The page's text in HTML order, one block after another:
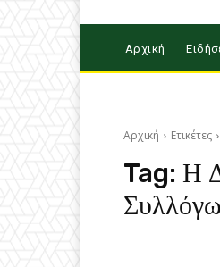
Αρχική
Αρχική Ετικέτες
Tag: Η